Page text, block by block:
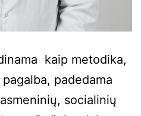
kaip metodika,
padedama
socialinių